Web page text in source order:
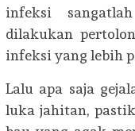
infeksi
dilakukan
infeksi yang lebih
Lalu apa saja
luka jahitan,